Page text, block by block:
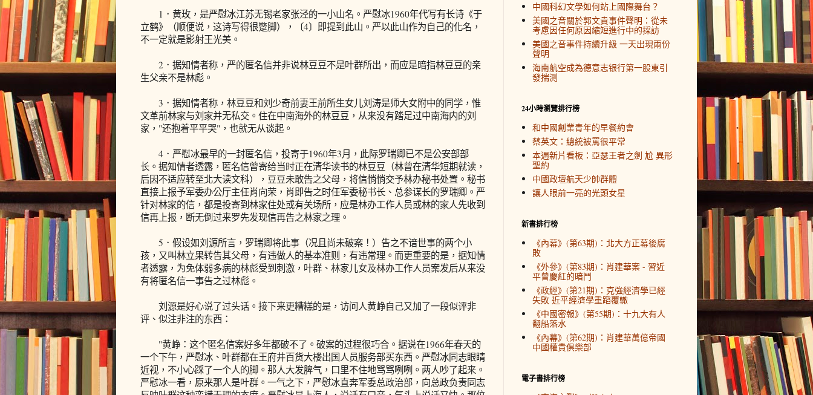
1．黄玫，是严慰冰江苏无锡老家张泾的一小山名。严慰冰1960年代写有长诗《于
立鹤》（顺便说，这诗写得很蹩脚），〔4〕即提到此山。严以此山作为自己的化名，
不一定就是影射王光美。
2．据知情者称，严的匿名信并非说林豆豆不是叶群所出，而应是暗指林豆豆的亲
生父亲不是林彪。
3．据知情者称，林豆豆和刘少奇前妻王前所生女儿刘涛是师大女附中的同学，惟
文革前林家与刘家并无私交。住在中南海外的林豆豆，从来没有踏足过中南海内的刘
家，"还抱着平平哭"，也就无从谈起。
4．严慰冰最早的一封匿名信，投寄于1960年3月，此际罗瑞卿已不是公安部部
长。据知情者透露，匿名信曾寄给当时正在清华读书的林豆豆（林曾在清华短期就读，
后因不适应转至北大读文科），豆豆未敢告之父母，将信悄悄交予林办秘书处置。秘书
直接上报予军委办公厅主任肖向荣，肖即告之时任军委秘书长、总参谋长的罗瑞卿。严
针对林家的信，都是投寄到林家住处或有关场所，应是林办工作人员或林的家人先收到
信再上报，断无倒过来罗先发现信再告之林家之理。
5．假设如刘源所言，罗瑞卿将此事（况且尚未破案！）告之不谙世事的两个小
孩，又叫林立果转告其父母，有违做人的基本准则，有违常理。而更重要的是，据知情
者透露，为免体弱多病的林彪受到刺激，叶群、林家儿女及林办工作人员案发后从来没
有将匿名信一事告之过林彪。
刘源是好心说了过头话。接下来更糟糕的是，访问人黄峥自己又加了一段似评非
评、似注非注的东西：
"黄峥：这个匿名信案好多年都破不了。破案的过程很巧合。据说在1966年春天的
一个下午，严慰冰、叶群都在王府井百货大楼出国人员服务部买东西。严慰冰同志眼睛
近视，不小心踩了一个人的脚。那人大发脾气，口里不住地骂骂咧咧。两人吵了起来。
严慰冰一看，原来那人是叶群。一气之下，严慰冰直奔军委总政治部，向总政负责同志
中國科幻文學如何站上國際舞台？
美國之音關於郭文貴事件聲明：從未
考慮因任何原因縮短進行中的採訪
美國之音事件持續升級 一天出現兩份
聲明
海南航空成為德意志银行第一股東引
發揣測
24小時瀏覽排行榜
和中國創業青年的早餐約會
蔡英文：總統被罵很平常
本週新片看板：亞瑟王者之劍 尬 異形
聖約
中國政壇航天少帥群體
讓人眼前一亮的光頭女星
新書排行榜
《內幕》(第63期)：北大方正幕後腐
敗
《外參》(第83期)：肖建華案 - 習近
平曾慶紅的暗鬥
《政經》(第21期)：克強經濟學已經
失敗 近平經濟學重蹈覆轍
《中國密報》(第55期)：十九大有人
翻船落水
《內幕》(第62期)：肖建華萬億帝國
中國權貴俱樂部
電子書排行榜